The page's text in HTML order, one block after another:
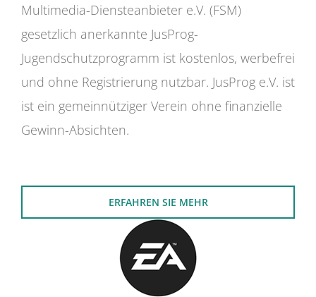
Multimedia-Diensteanbieter e.V. (FSM)
gesetzlich anerkannte JusProg-
Jugendschutzprogramm ist kostenlos, werbefrei
und ohne Registrierung nutzbar. JusProg e.V. ist
ist ein gemeinnütziger Verein ohne finanzielle
Gewinn-Absichten.
ERFAHREN SIE MEHR